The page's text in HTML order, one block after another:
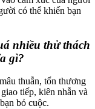
có thể khiến bạn
nhiều thử thách
gì?
thuẫn, tổn thương
tiếp, kiên nhẫn và
bỏ cuộc.